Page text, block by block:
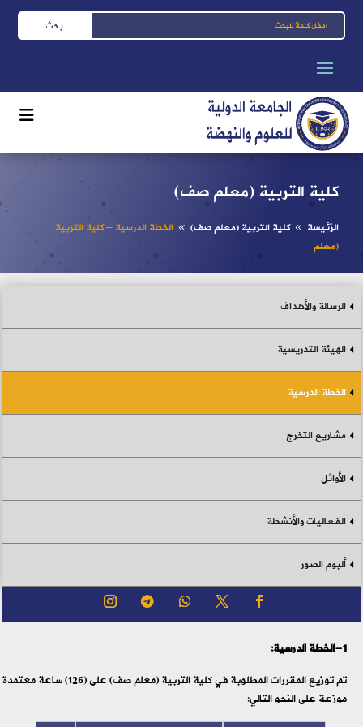
كلية التربية (معلم صف)
الرّئيسة 8 كلية التربية (معلم صف) 8 الخطة الدرسية – كلية التربية
(معلم
1-الخطة الدرسية:
تم توزيع المقررات المطلوبة في كلية التربية (معلم صف) على (126) ساعة معتمدة
موزعة على النحو التالي:
الرسالة والأهداف
الهيئة التدريسية
الخطة الدرسية
مشاريع التخرج
الأوائل
الفعاليات والأنشطة
ألبوم الصور